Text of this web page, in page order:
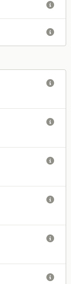







